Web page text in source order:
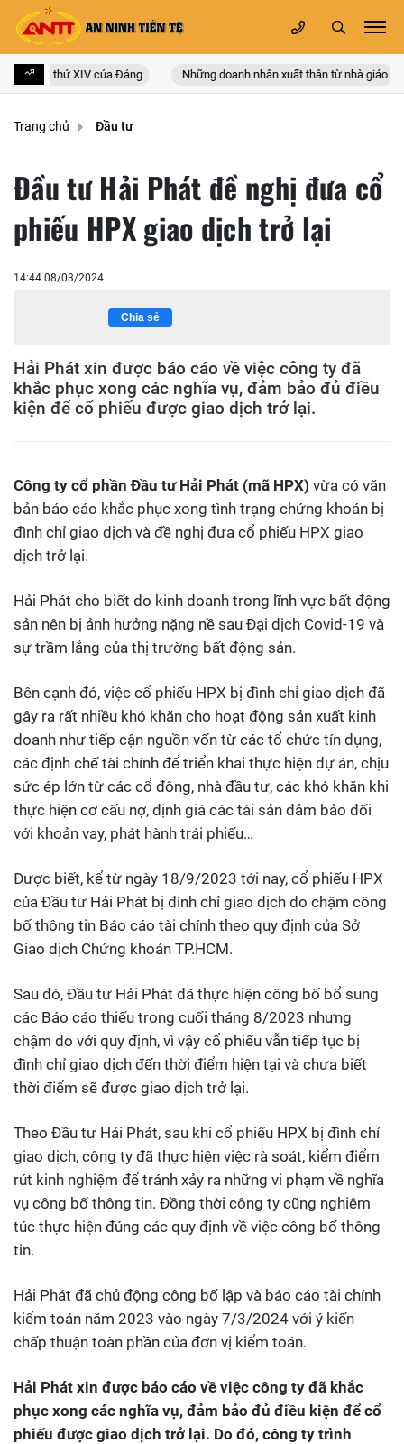
lần thứ XIV của Đảng Những doanh nhân xuất thân từ nhà giáo
Trang chủ Đầu tư
Đầu tư Hải Phát đề nghị đưa cổ
phiếu HPX giao dịch trở lại
14:44 08/03/2024
Chia sẻ
Hải Phát xin được báo cáo về việc công ty đã
khắc phục xong các nghĩa vụ, đảm bảo đủ điều
kiện để cổ phiếu được giao dịch trở lại.
Công ty cổ phần Đầu tư Hải Phát (mã HPX) vừa có văn
bản báo cáo khắc phục xong tình trạng chứng khoán bị
đình chỉ giao dịch và đề nghị đưa cổ phiếu HPX giao
dịch trở lại.
Hải Phát cho biết do kinh doanh trong lĩnh vực bất động
sản nên bị ảnh hưởng nặng nề sau Đại dịch Covid-19 và
sự trầm lắng của thị trường bất động sản.
Bên cạnh đó, việc cổ phiếu HPX bị đình chỉ giao dịch đã
gây ra rất nhiều khó khăn cho hoạt động sản xuất kinh
doanh như tiếp cận nguồn vốn từ các tổ chức tín dụng,
các định chế tài chính để triển khai thực hiện dự án, chịu
sức ép lớn từ các cổ đông, nhà đầu tư, các khó khăn khi
thực hiện cơ cấu nợ, định giá các tài sản đảm bảo đối
với khoản vay, phát hành trái phiếu…
Được biết, kể từ ngày 18/9/2023 tới nay, cổ phiếu HPX
của Đầu tư Hải Phát bị đình chỉ giao dịch do chậm công
bố thông tin Báo cáo tài chính theo quy định của Sở
Giao dịch Chứng khoán TP.HCM.
Sau đó, Đầu tư Hải Phát đã thực hiện công bố bổ sung
các Báo cáo thiếu trong cuối tháng 8/2023 nhưng
chậm do với quy định, vì vậy cổ phiếu vẫn tiếp tục bị
đình chỉ giao dịch đến thời điểm hiện tại và chưa biết
thời điểm sẽ được giao dịch trở lại.
Theo Đầu tư Hải Phát, sau khi cổ phiếu HPX bị đình chỉ
giao dịch, công ty đã thực hiện việc rà soát, kiểm điểm
rút kinh nghiệm để tránh xảy ra những vi phạm về nghĩa
vụ công bố thông tin. Đồng thời công ty cũng nghiêm
túc thực hiện đúng các quy định về việc công bố thông
tin.
Hải Phát đã chủ động công bố lập và báo cáo tài chính
kiểm toán năm 2023 vào ngày 7/3/2024 với ý kiến
chấp thuận toàn phần của đơn vị kiểm toán.
Hải Phát xin được báo cáo về việc công ty đã khắc
phục xong các nghĩa vụ, đảm bảo đủ điều kiện để cổ
phiếu được giao dịch trở lại. Do đó, công ty trình